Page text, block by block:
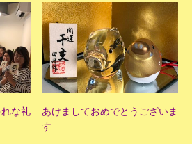
れな礼
あけましておめでとうございま
す